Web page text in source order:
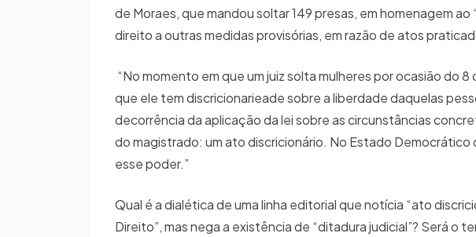
de Moraes, que mandou soltar 149 presas, em homenagem ao
direito a outras medidas provisórias, em razão de atos
“No momento em que um juiz solta mulheres por ocasião do
que ele tem discricionarieade sobre a liberdade daquelas
decorrência da aplicação da lei sobre as circunstâncias
do magistrado: um ato discricionário. No Estado Democrático
esse poder.”
Qual é a dialética de uma linha editorial que notícia “ato
Direito”, mas nega a existência de “ditadura judicial”? Será o